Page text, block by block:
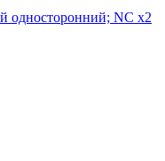
односторонний; NC x2